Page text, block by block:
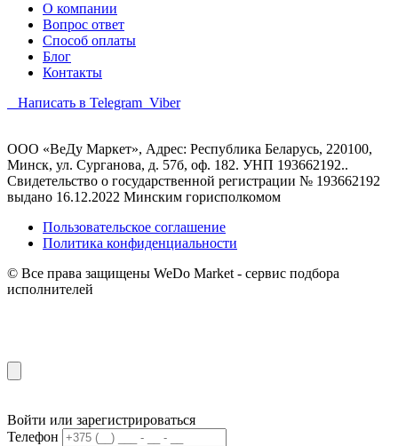
О компании
Вопрос ответ
Способ оплаты
Блог
Контакты
Написать в Telegram Viber
ООО «ВеДу Маркет», Адрес: Республика Беларусь, 220100,
Минск, ул. Сурганова, д. 57б, оф. 182. УНП 193662192..
Свидетельство о государственной регистрации № 193662192
выдано 16.12.2022 Минским горисполкомом
Пользовательское соглашение
Политика конфиденциальности
© Все права защищены WeDo Market - сервис подбора
исполнителей
Войти или зарегистрироваться
Телефон